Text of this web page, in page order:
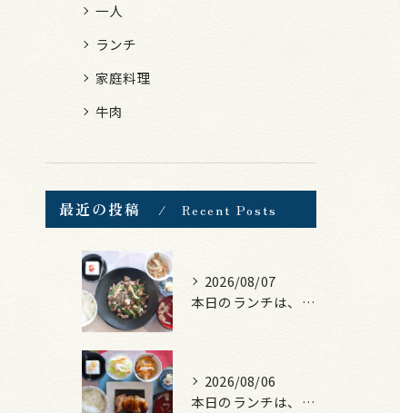
一人
ランチ
家庭料理
牛肉
最近の投稿 Recent Posts
2026/08/07
本日のランチは、黒毛和牛のチャプチェ！
2026/08/06
本日のランチは、照焼きチキン！